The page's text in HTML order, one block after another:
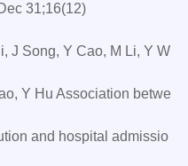
31;16(12)
Song, Y Cao, M Li, Y W
Y Hu Association betwe
and hospital admissio